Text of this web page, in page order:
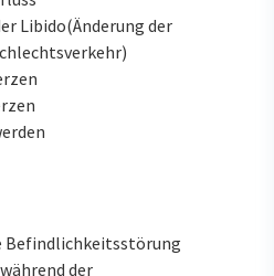
Libido(Änderung der
Befindlichkeitsstörung
der